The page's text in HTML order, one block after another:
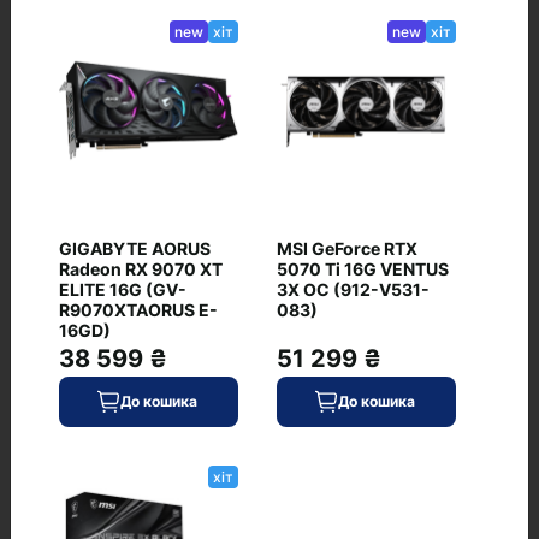
+ Додати питання
Немає питань про даний товар, станьте
першим і задайте своє питання.
new хіт
GIGABYTE AORUS
Radeon RX 9070 XT
ELITE 16G (GV-
R9070XTAORUS E-
16GD)
38 599 ₴
До кошика
new хіт
MSI GeForce RTX
5070 Ti 16G VENTUS
3X OC (912-V531-
083)
51 299 ₴
До кошика
хіт